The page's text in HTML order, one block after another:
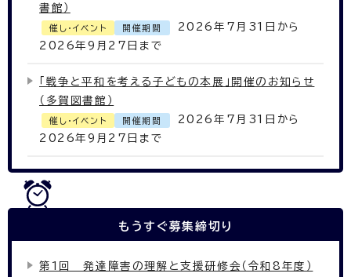
書館）
催し・イベント 開催期間
2026年7月31日から
2026年9月27日まで
「戦争と平和を考える子どもの本展」開催のお知らせ
（多賀図書館）
催し・イベント 開催期間
2026年7月31日から
2026年9月27日まで
もうすぐ募集締切り
第1回 発達障害の理解と支援研修会（令和8年度）